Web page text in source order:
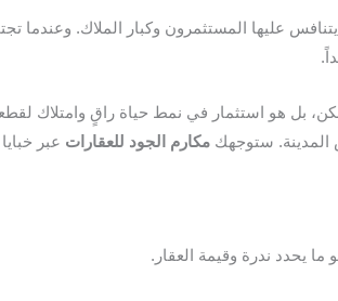
عليها المستثمرون وكبار الملاك. وعندما
بل هو استثمار في نمط حياة راقٍ وامتلاك
المدينة. ستوجهكمكارم الجود للعقارات عبر
يحدد ندرة وقيمة العقار.